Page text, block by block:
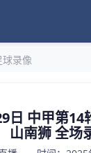
球录像
日 中甲第14
山南狮 全场